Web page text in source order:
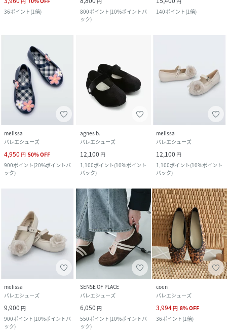
36ポイント(1倍)
800ポイント(10%ポイントバ
ック)
140ポイント(1倍)
melissa
バレエシューズ
4,950 円 50%OFF
900ポイント(20%ポイントバ
ック)
agnes b.
バレエシューズ
12,100 円
1,100ポイント(10%ポイント
バック)
melissa
バレエシューズ
12,100 円
1,100ポイント(10%ポイント
バック)
melissa
バレエシューズ
9,900 円
900ポイント(10%ポイントバ
ック)
SENSE OF PLACE
バレエシューズ
6,050 円
550ポイント(10%ポイントバ
ック)
coen
バレエシューズ
3,994 円 8%OFF
36ポイント(1倍)